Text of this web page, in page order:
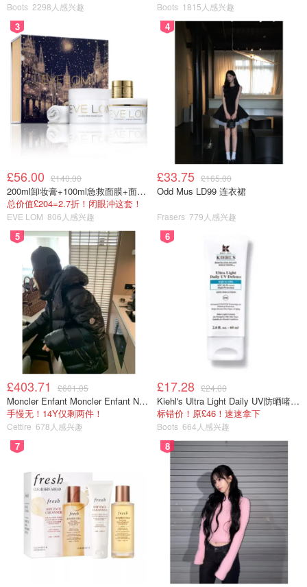
Boots 2298人感兴趣 Boots 1815人感兴趣
3
£56.00 £140.00
200ml卸妆膏+100ml急救面膜+面霜+洁颜布
总价值£204=2.7折！闭眼冲这套！
EVE LOM 806人感兴趣
4
£33.75 £165.00
Odd Mus LD99 连衣裙
Frasers 779人感兴趣
5
£403.71 £601.05
Moncler Enfant Moncler Enfant New Aubert 连帽羽绒服
手慢无！14Y仅剩两件！
Cettire 678人感兴趣
6
£17.28 £24.00
Kiehl's Ultra Light Daily UV防晒啫喱 SPF50 PA++++ 60ml
标错价！原£46！速速拿下
Boots 664人感兴趣
7 8